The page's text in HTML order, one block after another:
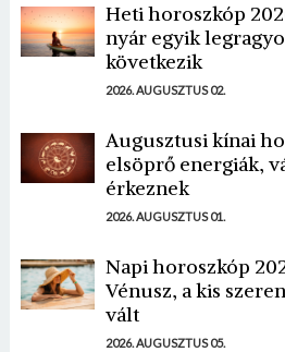
Heti horoszkóp
nyár egyik
következik
2026. AUGUSZTUS 02.
Augusztusi kínai
elsöprő energiák,
érkeznek
2026. AUGUSZTUS 01.
Napi horoszkóp
Vénusz, a kis
vált
2026. AUGUSZTUS 05.